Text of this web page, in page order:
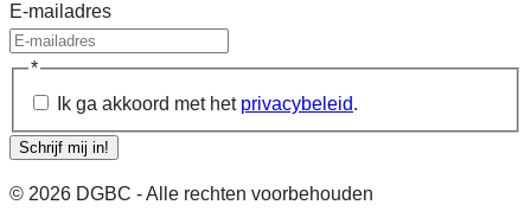
E-mailadres
*
Ik ga akkoord met het privacybeleid.
Schrijf mij in!
© 2026 DGBC - Alle rechten voorbehouden